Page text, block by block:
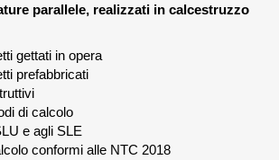
parallele, realizzati in calcestruzzo
gettati in opera
prefabbricati
di calcolo
e agli SLE
conformi alle NTC 2018